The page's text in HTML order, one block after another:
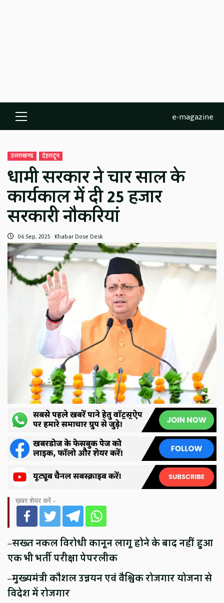
Primary
Menu
e-magazine
उत्तराखण्ड देहरादून
धामी सरकार ने चार साल के
कार्यकाल में दी 25 हजार
सरकारी नौकरियां
06 Sep, 2025 Khabar Dose Desk
ख़बर शेयर करें -
–सख्त नकल विरोधी कानून लागू होने के बाद नहीं हुआ
एक भी भर्ती परीक्षा पेपरलीक
–मुख्यमंत्री कौशल उन्नयन एवं वैश्विक रोजगार योजना से
विदेश में रोजगार